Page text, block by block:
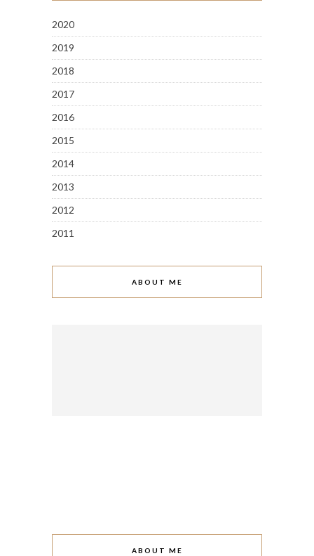
2020
2019
2018
2017
2016
2015
2014
2013
2012
2011
ABOUT ME
ABOUT ME